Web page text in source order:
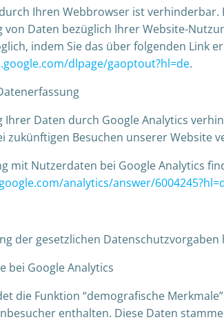
Ihren Webbrowser ist
von Daten bezüglich Ihrer Website-
indem Sie das über folgenden Link
dlpage/gaoptout?hl=de.
Ihrer Daten durch Google Analytics
zukünftigen Besuchen unserer Website
mit Nutzerdaten bei Google Analytics
analytics/answer/
der gesetzlichen
bei Google Analytics
die Funktion “demografische
enthalten. Diese Daten